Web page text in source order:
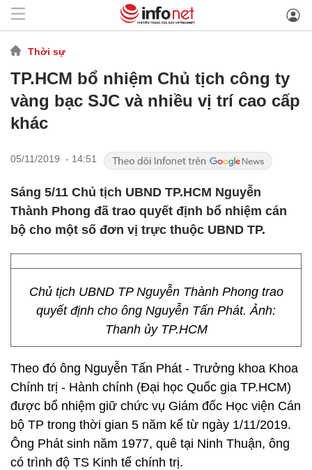
Thời sự
TP.HCM bổ nhiệm Chủ tịch công ty
vàng bạc SJC và nhiều vị trí cao cấp
khác
05/11/2019 - 14:51
Sáng 5/11 Chủ tịch UBND TP.HCM Nguyễn
Thành Phong đã trao quyết định bổ nhiệm cán
bộ cho một số đơn vị trực thuộc UBND TP.
Chủ tịch UBND TP Nguyễn Thành Phong trao
quyết định cho ông Nguyễn Tấn Phát. Ảnh:
Thanh ủy TP.HCM
Theo đó ông Nguyễn Tấn Phát - Trưởng khoa Khoa
Chính trị - Hành chính (Đại học Quốc gia TP.HCM)
được bổ nhiệm giữ chức vụ Giám đốc Học viện Cán
bộ TP trong thời gian 5 năm kể từ ngày 1/11/2019.
Ông Phát sinh năm 1977, quê tại Ninh Thuận, ông
có trình độ TS Kinh tế chính trị.